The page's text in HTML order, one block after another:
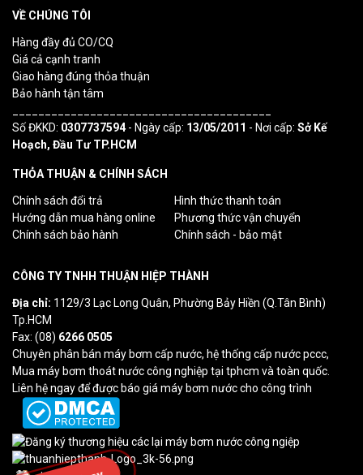
VỀ CHÚNG TÔI
Hàng đầy đủ CO/CQ
Giá cả cạnh tranh
Giao hàng đúng thỏa thuận
Bảo hành tận tâm
Số ĐKKD: 0307737594- Ngày cấp: 13/05/2011 - Nơi cấp: Sở Kế
Hoạch, Đầu Tư TP.HCM
THỎA THUẬN & CHÍNH SÁCH
Chính sách đổi trả
Hình thức thanh toán
Hướng dẫn mua hàng online
Phương thức vận chuyển
Chính sách bảo hành
Chính sách - bảo mật
CÔNG TY TNHH THUẬN HIỆP THÀNH
Địa chỉ: 1129/3 Lạc Long Quân, Phường Bảy Hiền (Q.Tân Bình)
Tp.HCM
Fax: (08) 6266 0505
Chuyên phân bán máy bơm cấp nước, hệ thống cấp nước pccc,
Mua máy bơm thoát nước công nghiệp tại tphcm và toàn quốc.
Liên hệ ngay để được báo giá máy bơm nước cho công trình